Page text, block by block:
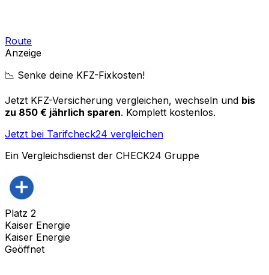
Route
Anzeige
📉 Senke deine KFZ-Fixkosten!
Jetzt KFZ-Versicherung vergleichen, wechseln und bis
zu 850 € jährlich sparen. Komplett kostenlos.
Jetzt bei Tarifcheck24 vergleichen
Ein Vergleichsdienst der CHECK24 Gruppe
Platz 2
Kaiser Energie
Kaiser Energie
Geöffnet